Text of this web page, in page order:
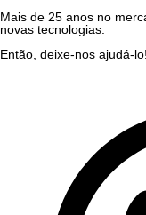
Mais de 25 anos no
novas tecnologias.
Então, deixe-nos ajudá-lo!